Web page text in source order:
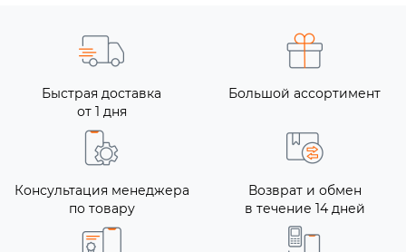
Быстрая доставка
от 1 дня
Большой ассортимент
Консультация менеджера
по товару
Возврат и обмен
в течение 14 дней